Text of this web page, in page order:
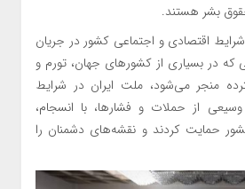
بشر هستند.
اقتصادی و اجتماعی کشور در جریان
که در بسیاری از کشورهای جهان، تورم و
منجر می‌شود، ملت ایران در شرایط
از حملات و فشارها، با انسجام،
حمایت کردند و نقشه‌های دشمنان را